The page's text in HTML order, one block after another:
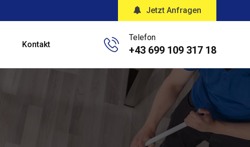
Jetzt Anfragen
Kontakt
Telefon
+43 699 109 317 18